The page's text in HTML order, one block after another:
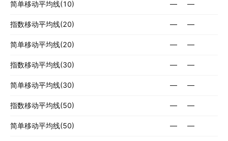
简单移动平均线(10) — —
指数移动平均线(20) — —
简单移动平均线(20) — —
指数移动平均线(30) — —
简单移动平均线(30) — —
指数移动平均线(50) — —
简单移动平均线(50) — —